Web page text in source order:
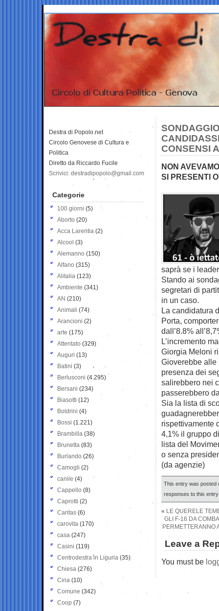
CONSENSI
NON
SI PRESENTI
saprà se i
Stando ai
segretari di
in un caso.
La candidatura
Porta,
dall’8.8%
L’incremento
Giorgia Meloni
Gioverebbe alle
presenza dei
salirebbero nei
passerebbero
Sia la lista di
rispettivamente
4,1% il gruppo
lista del
o senza
(da agenzie)
This entry was posted
responses to this
« LE QUERELE
GLI F-16 DA
PERMETTERANNO
Leave a
You must be
Destra di Popolo.net
Circolo Genovese di Cultura e
Politica
Diretto da Riccardo Fucile
Scrivici: destradipopolo@gmail.com
Categorie
100 giorni (5)
Aborto (20)
Acca Larentia (2)
Alcool (3)
Alemanno (150)
Alfano (315)
Alitalia (123)
Ambiente (341)
AN (210)
Animali (74)
Arancioni (2)
arte (175)
Attentato (329)
Auguri (13)
Batini (3)
Berlusconi (4.295)
Bersani (234)
Biasotti (12)
Boldrini (4)
Bossi (1.221)
Brambilla (38)
Brunetta (83)
Burlando (26)
Camogli (2)
canile (4)
Cappello (8)
Caprotti (2)
Caritas (6)
carovita (170)
casa (247)
Casini (119)
Centrodestra in Liguria (35)
Chiesa (276)
Cina (10)
Comune (342)
Coop (7)